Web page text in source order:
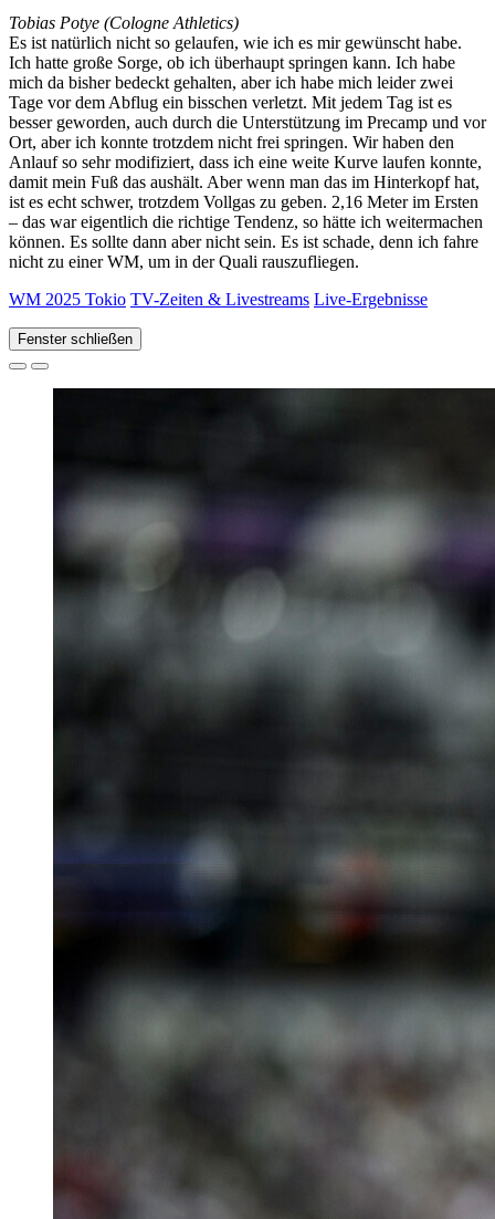
Tobias Potye (Cologne Athletics)
Es ist natürlich nicht so gelaufen, wie ich es mir gewünscht habe.
Ich hatte große Sorge, ob ich überhaupt springen kann. Ich habe
mich da bisher bedeckt gehalten, aber ich habe mich leider zwei
Tage vor dem Abflug ein bisschen verletzt. Mit jedem Tag ist es
besser geworden, auch durch die Unterstützung im Precamp und vor
Ort, aber ich konnte trotzdem nicht frei springen. Wir haben den
Anlauf so sehr modifiziert, dass ich eine weite Kurve laufen konnte,
damit mein Fuß das aushält. Aber wenn man das im Hinterkopf hat,
ist es echt schwer, trotzdem Vollgas zu geben. 2,16 Meter im Ersten
– das war eigentlich die richtige Tendenz, so hätte ich weitermachen
können. Es sollte dann aber nicht sein. Es ist schade, denn ich fahre
nicht zu einer WM, um in der Quali rauszufliegen.
WM 2025 Tokio TV-Zeiten & Livestreams Live-Ergebnisse
Fenster schließen